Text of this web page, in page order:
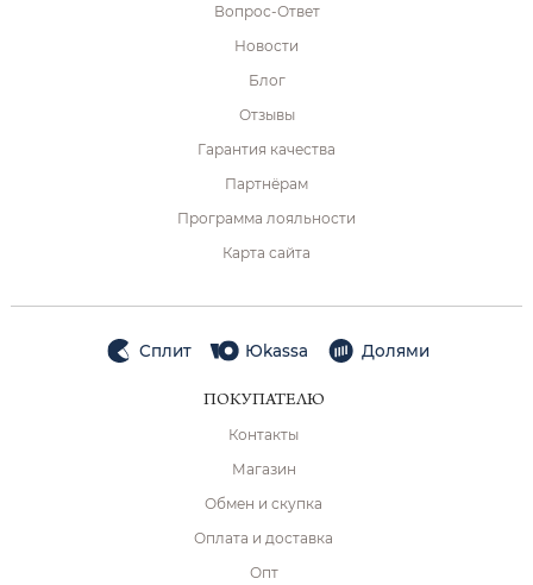
Вопрос-Ответ
Новости
Блог
Отзывы
Гарантия качества
Партнёрам
Программа лояльности
Карта сайта
Сплит Юkassa Долями
ПОКУПАТЕЛЮ
Контакты
Магазин
Обмен и скупка
Оплата и доставка
Опт